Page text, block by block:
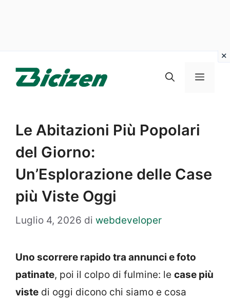
Menu
Le Abitazioni Più Popolari
del Giorno:
Un’Esplorazione delle Case
più Viste Oggi
Luglio 4, 2026 di webdeveloper
Uno scorrere rapido tra annunci e foto
patinate, poi il colpo di fulmine: le case più
viste di oggi dicono chi siamo e cosa